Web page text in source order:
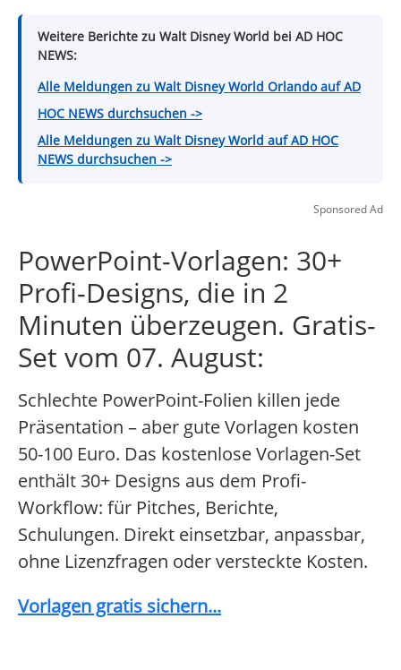
Weitere Berichte zu Walt Disney World bei AD HOC
NEWS:
Alle Meldungen zu Walt Disney World Orlando auf AD
HOC NEWS durchsuchen ->
Alle Meldungen zu Walt Disney World auf AD HOC
NEWS durchsuchen ->
Sponsored Ad
PowerPoint-Vorlagen: 30+
Profi-Designs, die in 2
Minuten überzeugen. Gratis-
Set vom 07. August:
Schlechte PowerPoint-Folien killen jede
Präsentation – aber gute Vorlagen kosten
50-100 Euro. Das kostenlose Vorlagen-Set
enthält 30+ Designs aus dem Profi-
Workflow: für Pitches, Berichte,
Schulungen. Direkt einsetzbar, anpassbar,
ohne Lizenzfragen oder versteckte Kosten.
Vorlagen gratis sichern...